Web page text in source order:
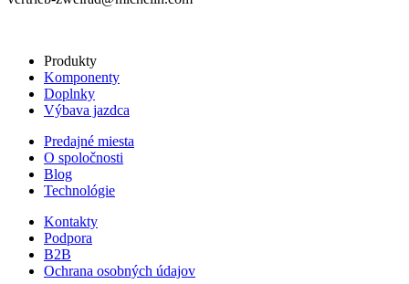
Produkty
Komponenty
Doplnky
Výbava jazdca
Predajné miesta
O spoločnosti
Blog
Technológie
Kontakty
Podpora
B2B
Ochrana osobných údajov